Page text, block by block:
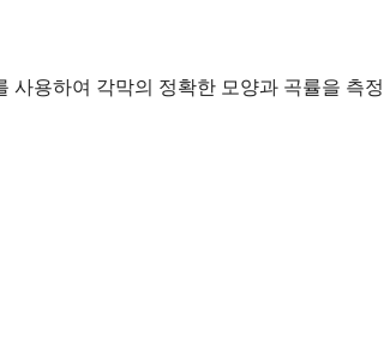
사용하여 각막의 정확한 모양과 곡률을 측정